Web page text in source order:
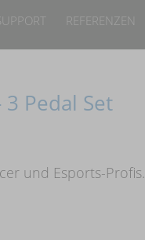
REFERENZEN
Pedal Set
und Esports-Profis.